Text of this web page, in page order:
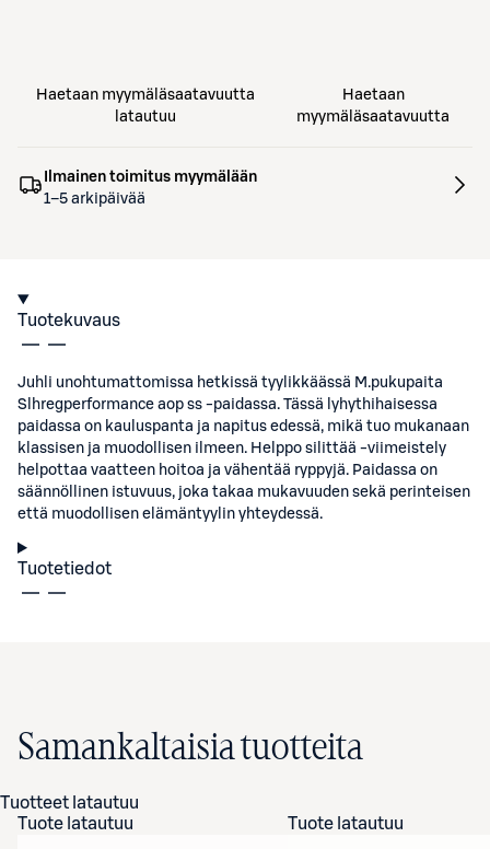
Haetaan myymäläsaatavuutta
latautuu
Haetaan
myymäläsaatavuutta
Ilmainen toimitus myymälään
1–5 arkipäivää
Tuotekuvaus
Juhli unohtumattomissa hetkissä tyylikkäässä M.pukupaita
Slhregperformance aop ss -paidassa. Tässä lyhythihaisessa
paidassa on kauluspanta ja napitus edessä, mikä tuo mukanaan
klassisen ja muodollisen ilmeen. Helppo silittää -viimeistely
helpottaa vaatteen hoitoa ja vähentää ryppyjä. Paidassa on
säännöllinen istuvuus, joka takaa mukavuuden sekä perinteisen
että muodollisen elämäntyylin yhteydessä.
Tuotetiedot
Samankaltaisia tuotteita
Tuotteet latautuu
Tuote latautuu
Tuote latautuu